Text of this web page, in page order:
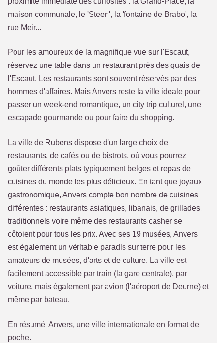
maison communale, le 'Steen', la 'fontaine de Brabo', la
rue Meir...
Pour les amoureux de la magnifique vue sur l'Escaut,
réservez une table dans un restaurant près des quais de
l'Escaut. Les restaurants sont souvent réservés par des
hommes d'affaires. Mais Anvers reste la ville idéale pour
passer un week-end romantique, un city trip culturel, une
escapade gourmande ou pour faire du shopping.
La ville de Rubens dispose d'un large choix de
restaurants, de cafés ou de bistrots, où vous pourrez
goûter différents plats typiquement belges et repas de
cuisines du monde les plus délicieux. En tant que joyaux
gastronomique, Anvers compte bon nombre de cuisines
différentes : restaurants asiatiques, libanais, de grillades,
traditionnels voire même des restaurants casher se
côtoient pour tous les prix. Avec ses 19 musées, Anvers
est également un véritable paradis sur terre pour les
amateurs de musées, d'arts et de culture. La ville est
facilement accessible par train (la gare centrale), par
voiture, mais également par avion (l'aéroport de Deurne) et
même par bateau.
En résumé, Anvers, une ville internationale en format de
poche.